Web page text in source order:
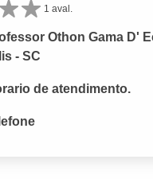
1 aval.
Othon Gama D'
- SC
de atendimento.